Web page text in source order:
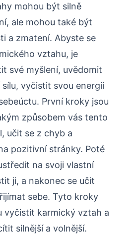
mohou být silně
ale mohou také být
a zmatení. Abyste se
vztahu, je
své myšlení, uvědomit
vyčistit svou energii
První kroky jsou
způsobem vás tento
učit se z chyb a
pozitivní stránky. Poté
na svoji vlastní
ji, a nakonec se učit
sebe. Tyto kroky
vyčistit karmický vztah a
silnější a volnější.